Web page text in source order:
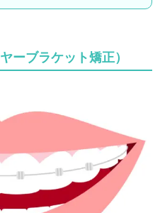
ブラケット矯正）